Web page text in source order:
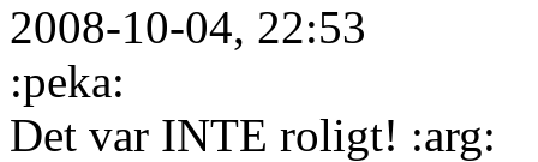
2008-10-04, 22:53
:peka:
Det var INTE roligt! :arg: